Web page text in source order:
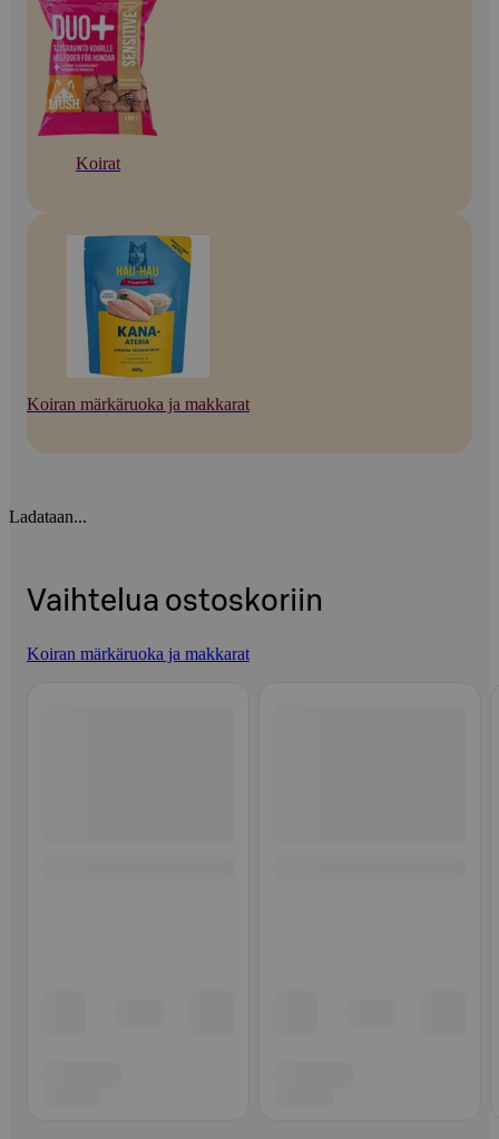
Koirat
Koiran märkäruoka ja makkarat
Ladataan...
Vaihtelua ostoskoriin
Koiran märkäruoka ja makkarat